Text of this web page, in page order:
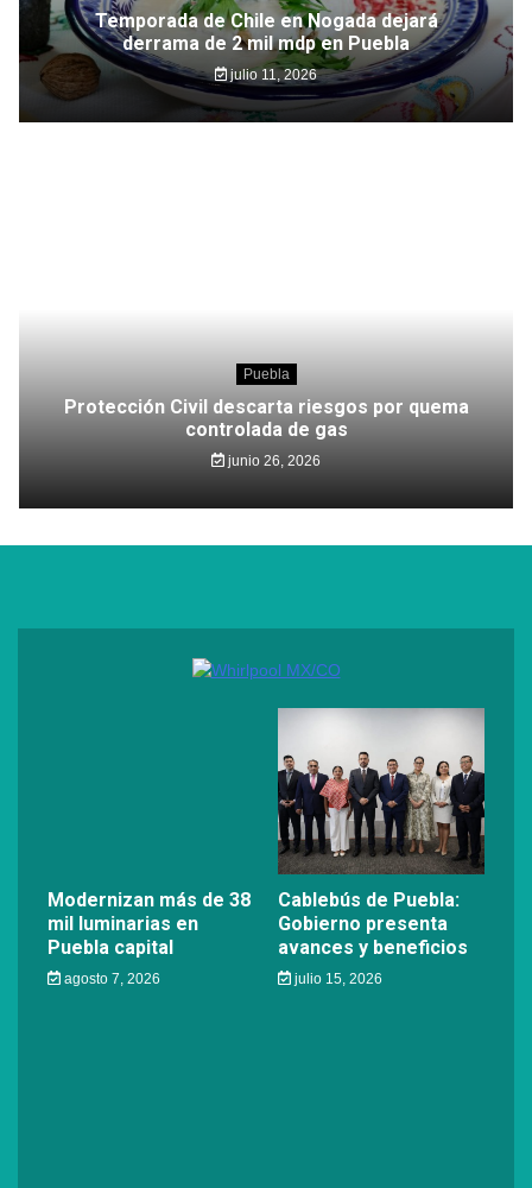
Temporada de Chile en Nogada dejará
derrama de 2 mil mdp en Puebla
julio 11, 2026
Puebla
Protección Civil descarta riesgos por quema
controlada de gas
junio 26, 2026
Modernizan más de 38
mil luminarias en
Puebla capital
agosto 7, 2026
Cablebús de Puebla:
Gobierno presenta
avances y beneficios
julio 15, 2026